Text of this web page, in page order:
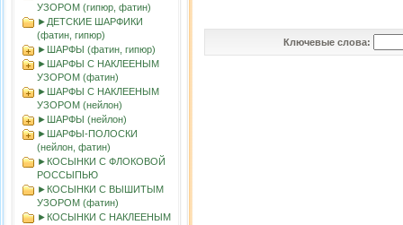
УЗОРОМ (гипюр, фатин)
►ДЕТСКИЕ ШАРФИКИ
(фатин, гипюр)
►ШАРФЫ (фатин, гипюр)
►ШАРФЫ С НАКЛЕЕНЫМ
УЗОРОМ (фатин)
►ШАРФЫ С НАКЛЕЕНЫМ
УЗОРОМ (нейлон)
►ШАРФЫ (нейлон)
►ШАРФЫ-ПОЛОСКИ
(нейлон, фатин)
►КОСЫНКИ С ФЛОКОВОЙ
РОССЫПЬЮ
►КОСЫНКИ С ВЫШИТЫМ
УЗОРОМ (фатин)
►КОСЫНКИ С НАКЛЕЕНЫМ
Ключевые слова: